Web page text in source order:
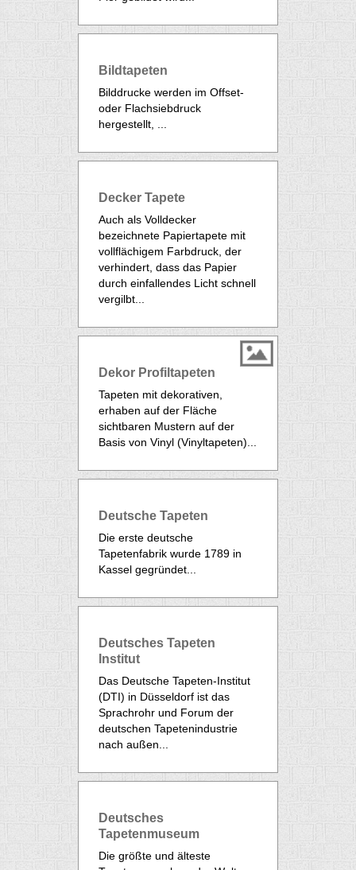
Bildtapeten
Bilddrucke werden im Offset-
oder Flachsiebdruck
hergestellt, ...
Decker Tapete
Auch als Volldecker
bezeichnete Papiertapete mit
vollflächigem Farbdruck, der
verhindert, dass das Papier
durch einfallendes Licht schnell
vergilbt...
Dekor Profiltapeten
Tapeten mit dekorativen,
erhaben auf der Fläche
sichtbaren Mustern auf der
Basis von Vinyl (Vinyltapeten)...
Deutsche Tapeten
Die erste deutsche
Tapetenfabrik wurde 1789 in
Kassel gegründet...
Deutsches Tapeten
Institut
Das Deutsche Tapeten-Institut
(DTI) in Düsseldorf ist das
Sprachrohr und Forum der
deutschen Tapetenindustrie
nach außen...
Deutsches
Tapetenmuseum
Die größte und älteste